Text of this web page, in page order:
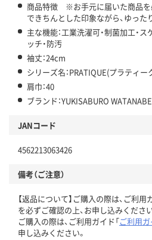
商品特徴 ※お手元に届いた商品を
できちんとした印象ながら、ゆった
主な機能：工業洗濯可・制菌加工・ス
ッチ・防汚
袖丈：24cm
シリーズ名：PRATIQUE(プラティー
肩巾：40
ブランド：YUKISABURO WATANABE
JANコード
4562213063426
備考（ご注意）
【返品について】ご購入の際は、ご利用
を必ずご確認の上、お申し込みください
ご購入の際は、ご利用ガイド「ご利用ガ
申し込みください。